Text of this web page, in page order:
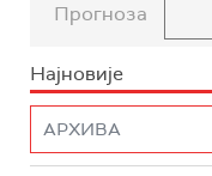
Прогноза
Најновије